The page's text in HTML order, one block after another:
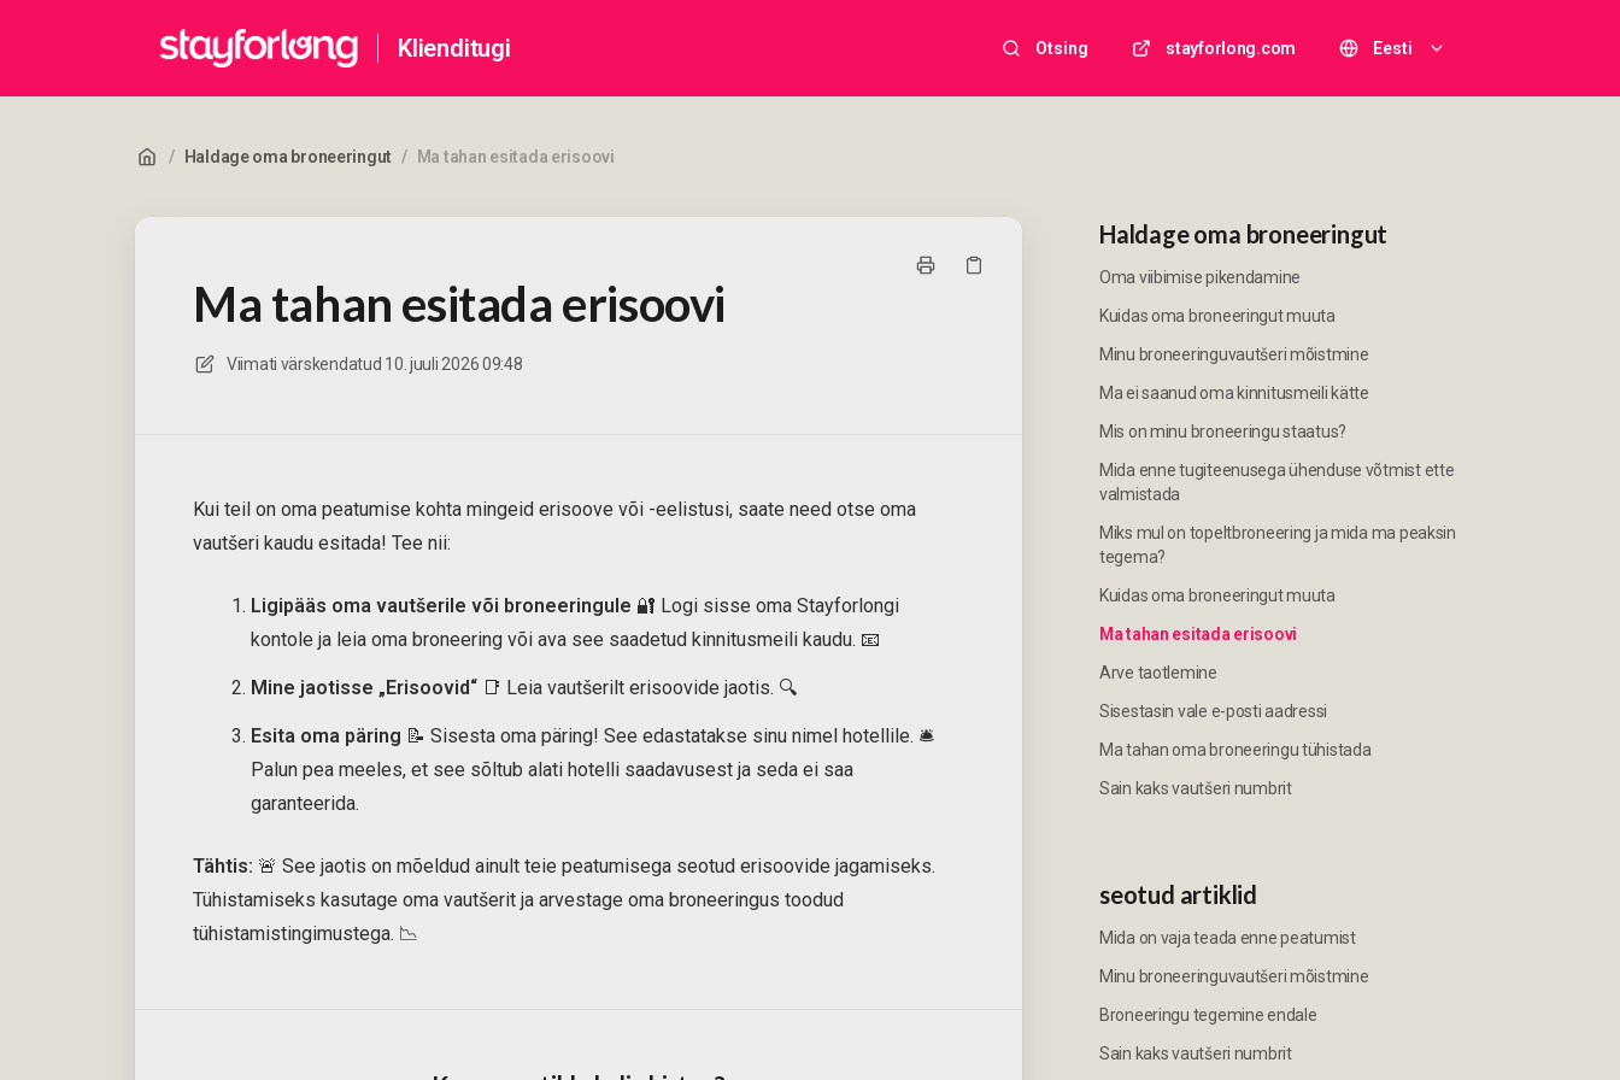
Klienditugi Otsing stayforlong.com Eesti
/ Haldage oma broneeringut / Ma tahan esitada erisoovi
Ma tahan esitada erisoovi
Viimati värskendatud 10. juuli 2026 09:48
Kui teil on oma peatumise kohta mingeid erisoove või -eelistusi, saate need otse oma
vautšeri kaudu esitada! Tee nii:
Ligipääs oma vautšerile või broneeringule 🔐 Logi sisse oma Stayforlongi
kontole ja leia oma broneering või ava see saadetud kinnitusmeili kaudu. 📧
Mine jaotisse „Erisoovid“ 📑 Leia vautšerilt erisoovide jaotis. 🔍
Esita oma päring 📝 Sisesta oma päring! See edastatakse sinu nimel hotellile. 🛎️
Palun pea meeles, et see sõltub alati hotelli saadavusest ja seda ei saa
garanteerida.
Tähtis: 🚨 See jaotis on mõeldud ainult teie peatumisega seotud erisoovide jagamiseks.
Tühistamiseks kasutage oma vautšerit ja arvestage oma broneeringus toodud
tühistamistingimustega. 📉
Haldage oma broneeringut
Oma viibimise pikendamine
Kuidas oma broneeringut muuta
Minu broneeringuvautšeri mõistmine
Ma ei saanud oma kinnitusmeili kätte
Mis on minu broneeringu staatus?
Mida enne tugiteenusega ühenduse võtmist ette
valmistada
Miks mul on topeltbroneering ja mida ma peaksin
tegema?
Kuidas oma broneeringut muuta
Ma tahan esitada erisoovi
Arve taotlemine
Sisestasin vale e-posti aadressi
Ma tahan oma broneeringu tühistada
Sain kaks vautšeri numbrit
seotud artiklid
Mida on vaja teada enne peatumist
Minu broneeringuvautšeri mõistmine
Broneeringu tegemine endale
Sain kaks vautšeri numbrit